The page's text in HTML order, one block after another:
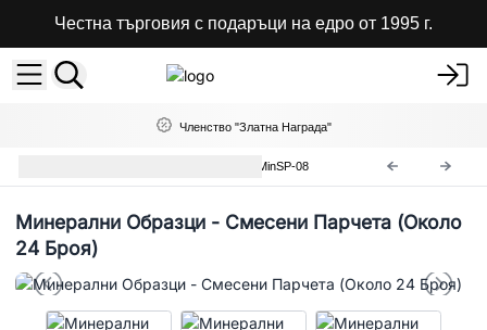
Честна търговия с подаръци на едро от 1995 г.
Членство "Златна Награда"
MinSP-08
Минерални Образци - Смесени Парчета (Около
24 Броя)